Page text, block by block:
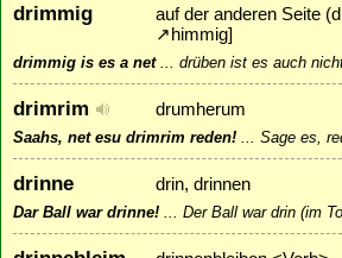
drimmig
auf der anderen Seite
↗ himmig]
drimmig is es a net... drüben ist es auch
drimrim drumherum
Saahs, net esu drimrim reden! ... Sage es,
drinne drin, drinnen
Dar Ball war drinne! ... Der Ball war drin (im